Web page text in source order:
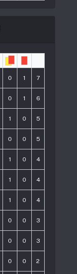
0 1 7
0 1 6
1 0 5
0 0 5
1 0 4
1 0 4
1 0 4
0 0 3
0 0 3
0 0 2